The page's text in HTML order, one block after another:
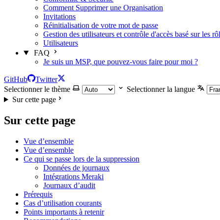
Comment Supprimer une Organisation
Invitations
Réinitialisation de votre mot de passe
Gestion des utilisateurs et contrôle d'accès basé sur les
Utilisateurs
FAQ
Je suis un MSP, que pouvez-vous faire pour moi ?
GitHub
Twitter
Selectionner le thème
Selectionner la langue
Sur cette page
Sur cette page
Vue d’ensemble
Vue d’ensemble
Ce qui se passe lors de la suppression
Données de journaux
Intégrations Meraki
Journaux d’audit
Prérequis
Cas d’utilisation courants
Points importants à retenir